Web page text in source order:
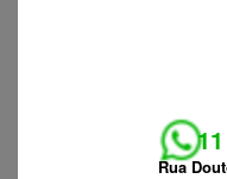
11
Rua